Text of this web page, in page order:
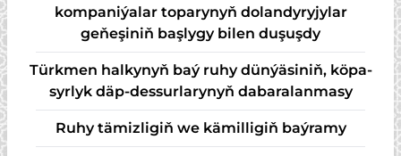
kompaniýalar toparynyň dolandyryjylar
geňeşiniň başlygy bilen duşuşdy
Türk­men hal­ky­nyň baý ru­hy dün­ýä­si­niň, kö­pa­
syr­lyk däp-des­sur­la­ry­nyň da­ba­ra­lan­ma­sy
Ruhy tämizligiň we kämilligiň baýramy